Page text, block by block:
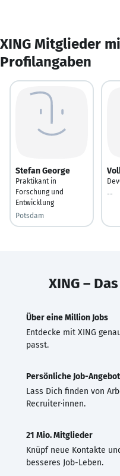
XING Mitglieder
Profilangaben
Stefan George
Praktikant in
Forschung und
Entwicklung
Potsdam
--
XING –
Über eine Million Jobs
Entdecke mit XING
passt.
Persönliche Job-
Lass Dich finden von
Recruiter·innen.
21 Mio. Mitglieder
Knüpf neue Kontakte
besseres Job-Leben.